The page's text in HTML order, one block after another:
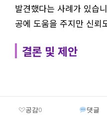
발견했다는 사례가 있습
공에 도움을 주지만 신뢰
결론 및 제안
공감0 댓글